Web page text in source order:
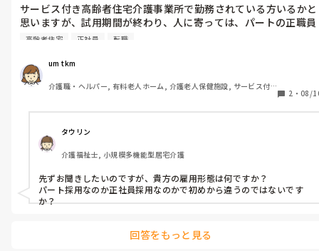
サービス付き高齢者住宅介護事業所で勤務されている方いるかと
思いますが、試用期間が終わり、人に寄っては、パートの正職員
で居てるのか、又は、平社員で居てるのか、デイサービス(通所
うなった場合、他の皆様は、どうしますか？悩むのですが
高齢者住宅 正社員 転職
um tkm
介護職・ヘルパー, 有料老人ホーム, 介護老人保健施設, サービス付
2 ・ 08/
タウリン
介護福祉士, 小規模多機能型居宅介護
先ずお聞きしたいのですが、貴方の雇用形態は何ですか？
パート採用なのか正社員採用なのかで初めから違うのではないです
か？
回答をもっと見る